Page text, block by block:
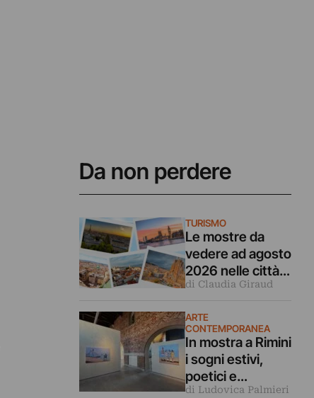
Da non perdere
TURISMO
Le mostre da
vedere ad agosto
2026 nelle città
d’arte europee
di Claudia Giraud
ARTE
CONTEMPORANEA
In mostra a Rimini
i sogni estivi,
poetici e
malinconici
di Ludovica Palmieri